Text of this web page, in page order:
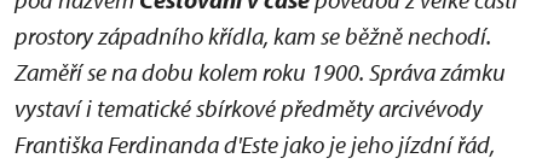
prostory západního křídla, kam se běžně nechodí.
Zaměří se na dobu kolem roku 1900. Správa zámku
vystaví i tematické sbírkové předměty arcivévody
Františka Ferdinanda d'Este jako je jeho jízdní řád,